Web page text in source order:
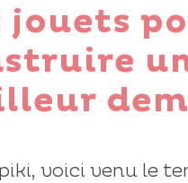
jouets
voici venu le